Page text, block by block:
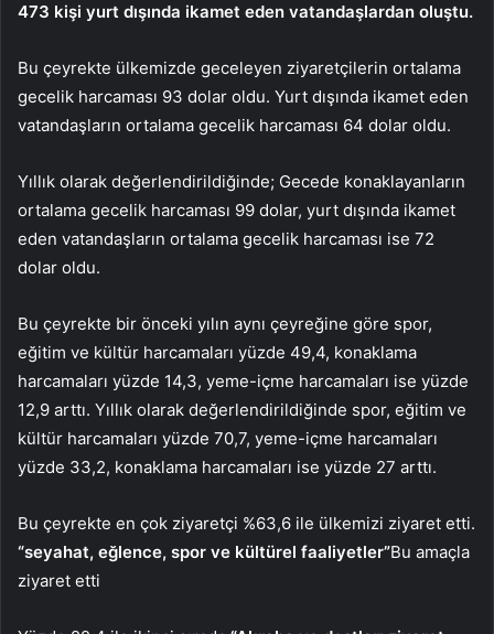
473 kişi yurt dışında ikamet eden vatandaşlardan oluştu.
Bu çeyrekte ülkemizde geceleyen ziyaretçilerin ortalama
gecelik harcaması 93 dolar oldu. Yurt dışında ikamet eden
vatandaşların ortalama gecelik harcaması 64 dolar oldu.
Yıllık olarak değerlendirildiğinde; Gecede konaklayanların
ortalama gecelik harcaması 99 dolar, yurt dışında ikamet
eden vatandaşların ortalama gecelik harcaması ise 72
dolar oldu.
Bu çeyrekte bir önceki yılın aynı çeyreğine göre spor,
eğitim ve kültür harcamaları yüzde 49,4, konaklama
harcamaları yüzde 14,3, yeme-içme harcamaları ise yüzde
12,9 arttı. Yıllık olarak değerlendirildiğinde spor, eğitim ve
kültür harcamaları yüzde 70,7, yeme-içme harcamaları
yüzde 33,2, konaklama harcamaları ise yüzde 27 arttı.
Bu çeyrekte en çok ziyaretçi %63,6 ile ülkemizi ziyaret etti.
“seyahat, eğlence, spor ve kültürel faaliyetler”Bu amaçla
ziyaret etti